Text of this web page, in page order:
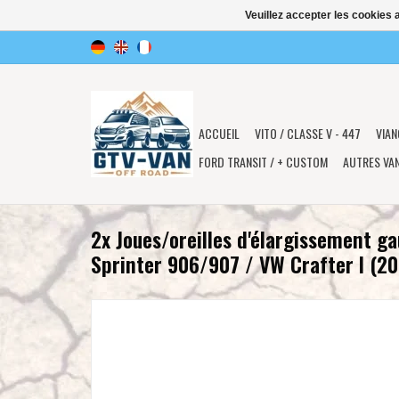
ACCUEIL VITO / CLASSE V - 447
FORD TRANSIT / + CUSTOM
AUTRES
2x Joues/oreilles d'élargissement
Sprinter 906/907 / VW Crafter I
Veuillez accepter les cookies